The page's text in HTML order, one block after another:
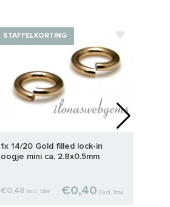
STAFFELKORTING
1x 14/20 Gold filled lock-in
oogje mini ca. 2.8x0.5mm
€0,48 Incl. btw €0,40 Excl. btw